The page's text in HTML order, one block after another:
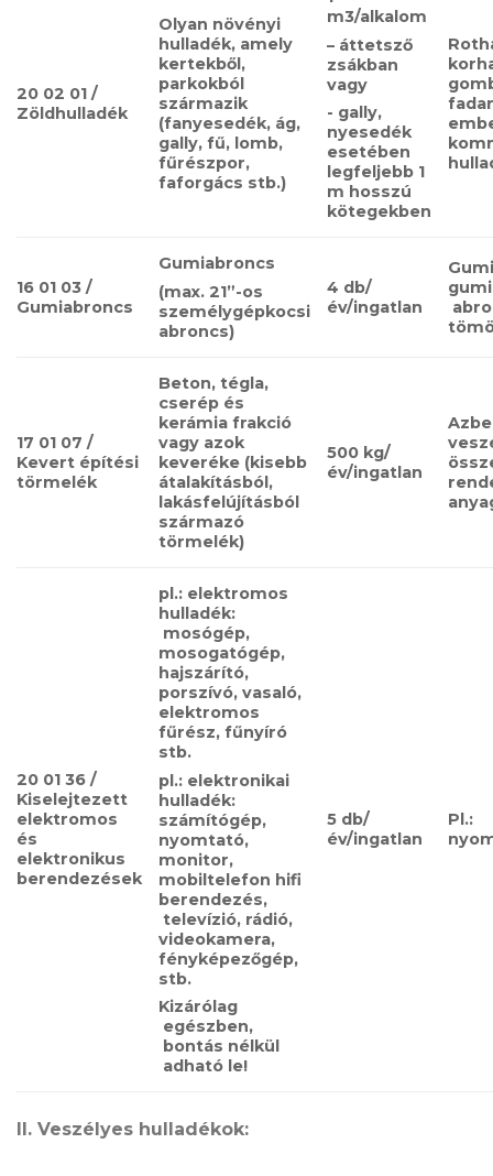
20 02 01 /
Zöldhulladék
Olyan növényi
hulladék, amely
kertekből,
parkokból
származik
(fanyesedék, ág,
gally, fű, lomb,
fűrészpor,
faforgács stb.)
m3/alkalom
– áttetsző
zsákban
vagy​​
-​​ gally,
nyesedék
esetében
legfeljebb 1
m hosszú
kötegekben
16 01 03 /
Gumiabroncs
Gumiabroncs​​
(max. 21”-os
személygépkocsi
abroncs)
4 db/
év/ingatlan
17 01 07 /
Kevert építési
törmelék
Beton, tégla,
cserép és
kerámia frakció
vagy azok
keveréke (kisebb
átalakításból,
lakásfelújításból
származó
törmelék)
500 kg/
év/ingatlan
20 01 36​​ /
Kiselejtezett
elektromos
és
elektronikus
berendezések
pl.:​​ elektromos
hulladék:​​
mosógép,
mosogatógép,
hajszárító,
porszívó, vasaló,
elektromos
fűrész, fűnyíró
stb.
pl.: elektronikai
hulladék:
számítógép,
nyomtató,
monitor,
mobiltelefon hifi
berendezés,​​
televízió, rádió,
videokamera,
fényképezőgép,
stb.
Kizárólag
egészben,​​
bontás nélkül
adható le!
5 db/
év/ingatlan
Pl.:
II. Veszélyes hulladékok: